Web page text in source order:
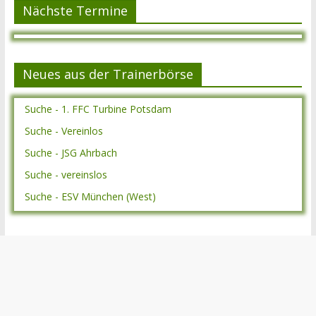
Nächste Termine
Neues aus der Trainerbörse
Suche - 1. FFC Turbine Potsdam
Suche - Vereinlos
Suche - JSG Ahrbach
Suche - vereinslos
Suche - ESV München (West)